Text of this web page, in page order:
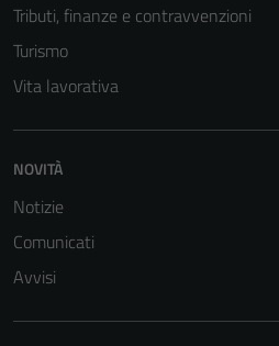
Tributi, finanze e contravvenzioni
Turismo
Vita lavorativa
NOVITÀ
Notizie
Comunicati
Avvisi